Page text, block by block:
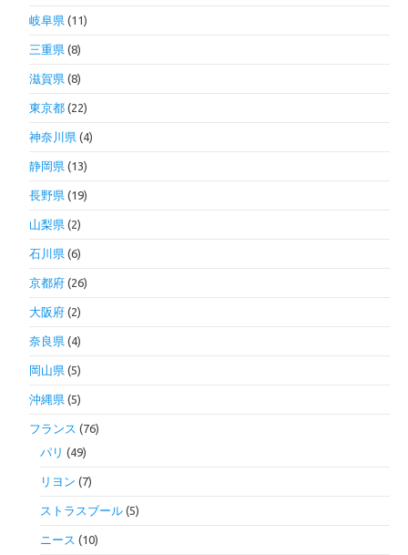
岐阜県 (11)
三重県 (8)
滋賀県 (8)
東京都 (22)
神奈川県 (4)
静岡県 (13)
長野県 (19)
山梨県 (2)
石川県 (6)
京都府 (26)
大阪府 (2)
奈良県 (4)
岡山県 (5)
沖縄県 (5)
フランス (76)
パリ (49)
リヨン (7)
ストラスブール (5)
ニース (10)